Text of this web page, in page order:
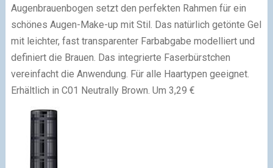
Augenbrauenbogen setzt den perfekten Rahmen für ein
schönes Augen-Make-up mit Stil. Das natürlich getönte Gel
mit leichter, fast transparenter Farbabgabe modelliert und
definiert die Brauen. Das integrierte Faserbürstchen
vereinfacht die Anwendung. Für alle Haartypen geeignet.
Erhältlich in C01 Neutrally Brown. Um 3,29 €